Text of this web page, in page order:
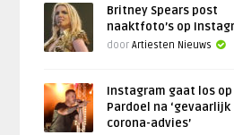
Britney Spears post
naaktfoto’s op
doorArtiesten Nieuws
Instagram gaat los op
Pardoel na ‘gevaarlijk
corona-advies’